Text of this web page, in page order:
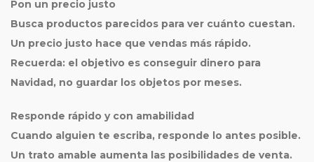
Pon un precio justo
Busca productos parecidos para ver cuánto cuestan.
Un precio justo hace que vendas más rápido.
Recuerda: el objetivo es conseguir dinero para
Navidad, no guardar los objetos por meses.
Responde rápido y con amabilidad
Cuando alguien te escriba, responde lo antes posible.
Un trato amable aumenta las posibilidades de venta.